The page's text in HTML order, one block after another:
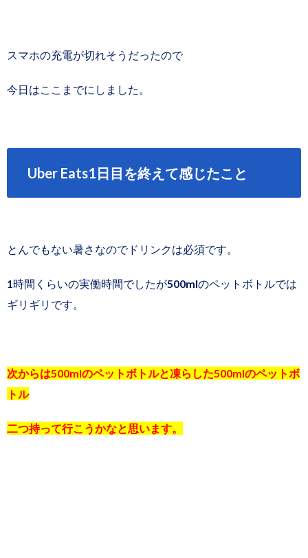
スマホの充電が切れそうだったので
今日はここまでにしました。
Uber Eats1日目を終えて感じたこと
とんでもない暑さなのでドリンクは必須です。
1時間くらいの実働時間でしたが500mlのペットボトルでは
ギリギリです。
次からは500mlのペットボトルと凍らした500mlのペットボ
トル
二つ持って行こうかなと思います。